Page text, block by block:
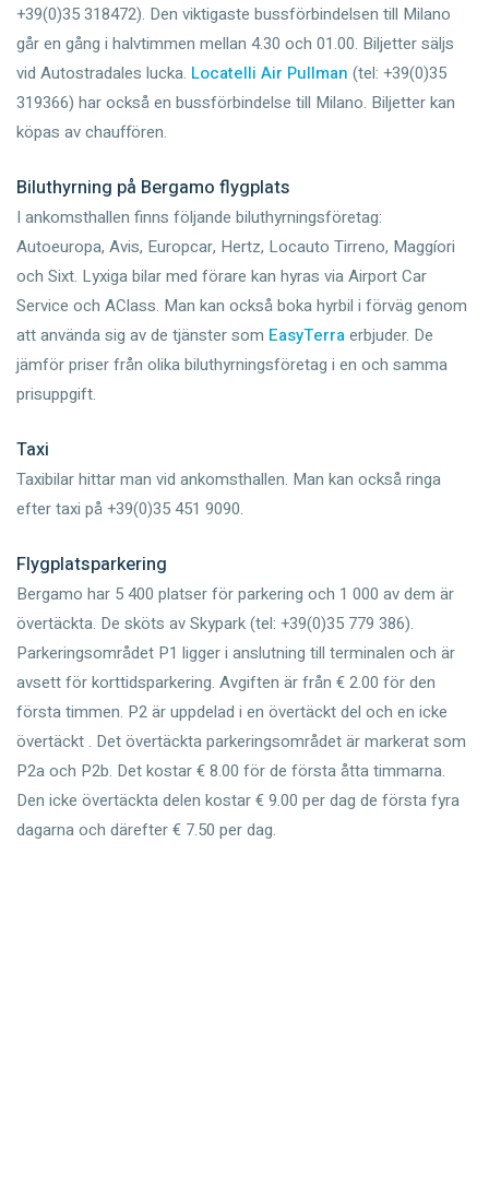
+39(0)35 318472). Den viktigaste bussförbindelsen till Milano
går en gång i halvtimmen mellan 4.30 och 01.00. Biljetter säljs
vid Autostradales lucka. Locatelli Air Pullman (tel: +39(0)35
319366) har också en bussförbindelse till Milano. Biljetter kan
köpas av chauffören.
Biluthyrning på Bergamo flygplats
I ankomsthallen finns följande biluthyrningsföretag:
Autoeuropa, Avis, Europcar, Hertz, Locauto Tirreno, Maggíori
och Sixt. Lyxiga bilar med förare kan hyras via Airport Car
Service och AClass. Man kan också boka hyrbil i förväg genom
att använda sig av de tjänster som EasyTerraerbjuder. De
jämför priser från olika biluthyrningsföretag i en och samma
prisuppgift.
Taxi
Taxibilar hittar man vid ankomsthallen. Man kan också ringa
efter taxi på +39(0)35 451 9090.
Flygplatsparkering
Bergamo har 5 400 platser för parkering och 1 000 av dem är
övertäckta. De sköts av Skypark (tel: +39(0)35 779 386).
Parkeringsområdet P1 ligger i anslutning till terminalen och är
avsett för korttidsparkering. Avgiften är från € 2.00 för den
första timmen. P2 är uppdelad i en övertäckt del och en icke
övertäckt . Det övertäckta parkeringsområdet är markerat som
P2a och P2b. Det kostar € 8.00 för de första åtta timmarna.
Den icke övertäckta delen kostar € 9.00 per dag de första fyra
dagarna och därefter € 7.50 per dag.